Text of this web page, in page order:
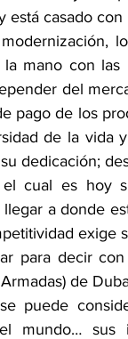
está casado
mano con las
del
pago de los
de la vida
dedicación;
cual es hoy
llegar a donde
exige
para decir
de
puede
mundo… sus